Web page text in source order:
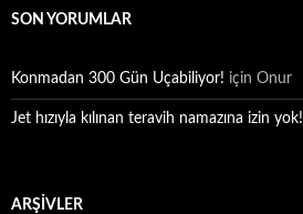
SON YORUMLAR
Konmadan 300 Gün Uçabiliyor! için Onur
Jet hızıyla kılınan teravih namazına izin yok!
ARŞIVLER